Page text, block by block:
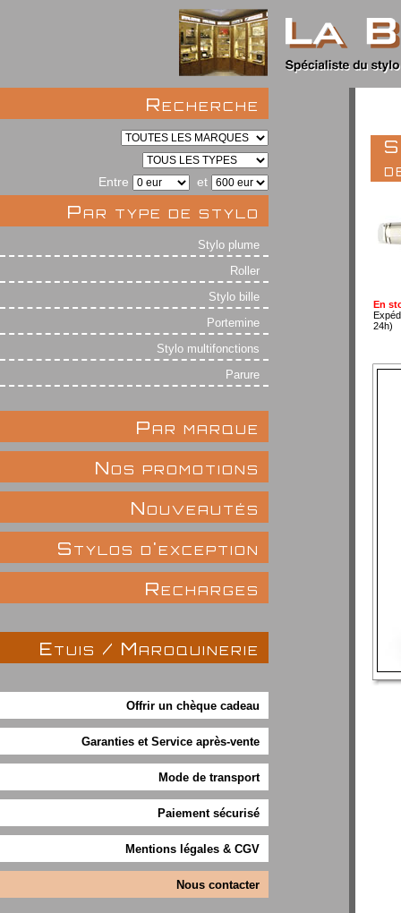
Recherche
Entre et
Par type de stylo
Stylo plume
Roller
Stylo bille
Portemine
Stylo multifonctions
Parure
Par marque
Nos promotions
Nouveautés
Stylos d'exception
Recharges
Etuis / Maroquinerie
Offrir un chèque cadeau
Garanties et Service après-vente
Mode de transport
Paiement sécurisé
Mentions légales & CGV
Nous contacter
En
24h)